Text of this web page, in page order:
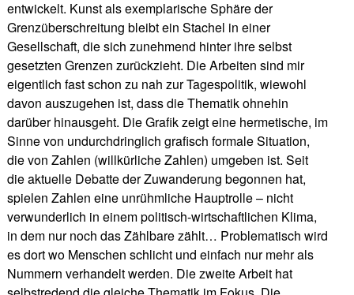
entwickelt. Kunst als exemplarische Sphäre der
Grenzüberschreitung bleibt ein Stachel in einer
Gesellschaft, die sich zunehmend hinter ihre selbst
gesetzten Grenzen zurückzieht. Die Arbeiten sind mir
eigentlich fast schon zu nah zur Tagespolitik, wiewohl
davon auszugehen ist, dass die Thematik ohnehin
darüber hinausgeht. Die Grafik zeigt eine hermetische, im
Sinne von undurchdringlich grafisch formale Situation,
die von Zahlen (willkürliche Zahlen) umgeben ist. Seit
die aktuelle Debatte der Zuwanderung begonnen hat,
spielen Zahlen eine unrühmliche Hauptrolle – nicht
verwunderlich in einem politisch-wirtschaftlichen Klima,
in dem nur noch das Zählbare zählt… Problematisch wird
es dort wo Menschen schlicht und einfach nur mehr als
Nummern verhandelt werden. Die zweite Arbeit hat